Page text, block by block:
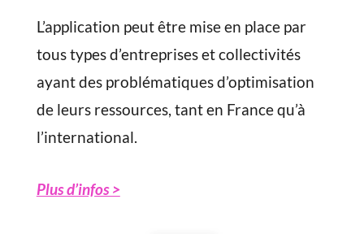
L’application peut être mise en place par
tous types d’entreprises et collectivités
ayant des problématiques d’optimisation
de leurs ressources, tant en France qu’à
l’international.
Plus d’infos >